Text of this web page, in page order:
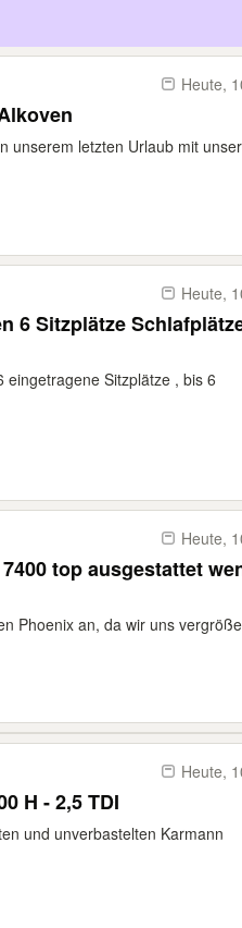
Heute,
unserem letzten Urlaub mit
Heute,
6 Sitzplätze
eingetragene Sitzplätze , bis 6
Heute,
top ausgestattet
Phoenix an, da wir uns
Heute,
H - 2,5 TDI
und unverbastelten Karmann